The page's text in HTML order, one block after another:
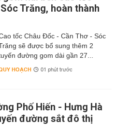
Trăng, hoàn thành
tốc Châu Đốc - Cần Thơ - Sóc
sẽ được bổ sung thêm 2
đường gom dài gần 27...
HOẠCH 01 phút trước
Phố Hiến - Hưng Hà
đường sắt đô thị